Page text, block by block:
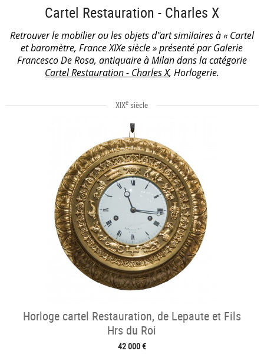
Cartel Restauration - Charles X
Retrouver le mobilier ou les objets d''art similaires à « Cartel
et baromètre, France XIXe siècle » présenté par Galerie
Francesco De Rosa, antiquaire à Milan dans la catégorie
Cartel Restauration - Charles X, Horlogerie.
XIXe siècle
Horloge cartel Restauration, de Lepaute et Fils
Hrs du Roi
42 000 €